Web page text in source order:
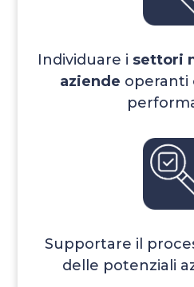
Individuare i settori
aziende operanti
Supportare il
delle potenziali